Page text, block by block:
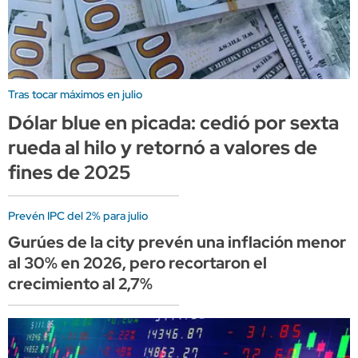
Tras tocar máximos en julio
Dólar blue en picada: cedió por sexta
rueda al hilo y retornó a valores de
fines de 2025
Prevén IPC del 2% para julio
Gurúes de la city prevén una inflación menor
al 30% en 2026, pero recortaron el
crecimiento al 2,7%